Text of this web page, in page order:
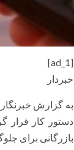
[ad_1]
خبردار
به گزارش
دستور کار قرار
بازرگانی برای